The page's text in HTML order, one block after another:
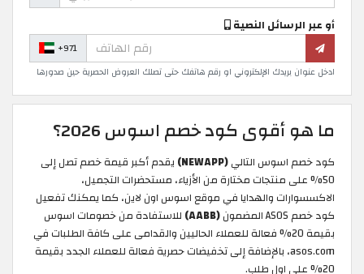
أو عبر الرسائل النصية
+971
ادخل عنوان بريدك الإلكتروني او رقم هاتفك حتى تصلك العروض الحصرية حين صدورها
ما هو أقوى كود خصم اسوس 2026؟
كود خصم اسوس التالي(NEWAPP)
يقدم أكبر قيمة خصم تصل إلى
50% على منتجات مختارة من الأزياء، مستحضرات التجميل،
الاكسسوارات والهدايا في موقع اسوس اون لاين، كما يمكنك تفعيل
كود خصم ASOS المضمون
(AABB)
للاستفادة من خصومات اسوس
بقيمة 20% فعالة للعملاء الحاليين والقدامى على كافة الطلبات في
asos.com، بالإضافة إلى تخفيضات حصرية فعالة للعملاء الجدد بقيمة
20% على اول طلب.